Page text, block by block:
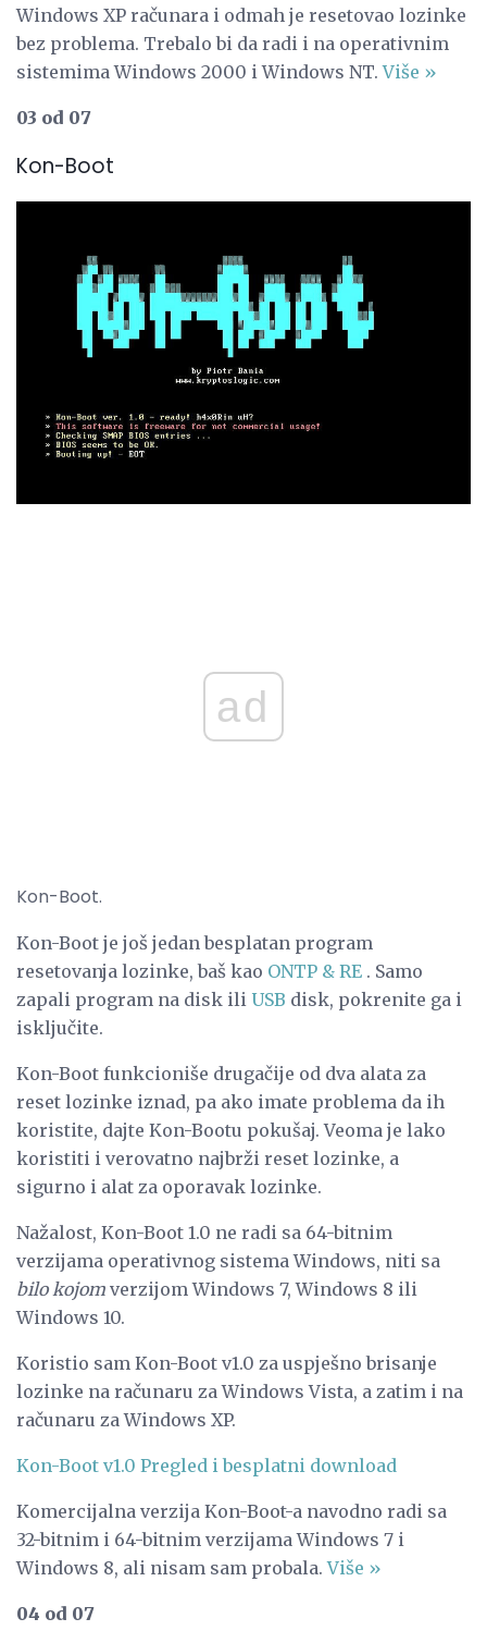
Windows XP računara i odmah je resetovao lozinke
bez problema. Trebalo bi da radi i na operativnim
sistemima Windows 2000 i Windows NT.Više »
03 od 07
Kon-Boot
ad
Kon-Boot.
Kon-Boot je još jedan besplatan program
resetovanja lozinke, baš kao ONTP & RE . Samo
zapali program na disk ili USB disk, pokrenite ga i
isključite.
Kon-Boot funkcioniše drugačije od dva alata za
reset lozinke iznad, pa ako imate problema da ih
koristite, dajte Kon-Bootu pokušaj. Veoma je lako
koristiti i verovatno najbrži reset lozinke, a
sigurno i alat za oporavak lozinke.
Nažalost, Kon-Boot 1.0 ne radi sa 64-bitnim
verzijama operativnog sistema Windows, niti sa
bilo kojom verzijom Windows 7, Windows 8 ili
Windows 10.
Koristio sam Kon-Boot v1.0 za uspješno brisanje
lozinke na računaru za Windows Vista, a zatim i na
računaru za Windows XP.
Kon-Boot v1.0 Pregled i besplatni download
Komercijalna verzija Kon-Boot-a navodno radi sa
32-bitnim i 64-bitnim verzijama Windows 7 i
Windows 8, ali nisam sam probala.Više »
04 od 07